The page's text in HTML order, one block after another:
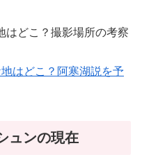
どこ？撮影場所の考察
はどこ？阿寒湖説を予
ュンの現在